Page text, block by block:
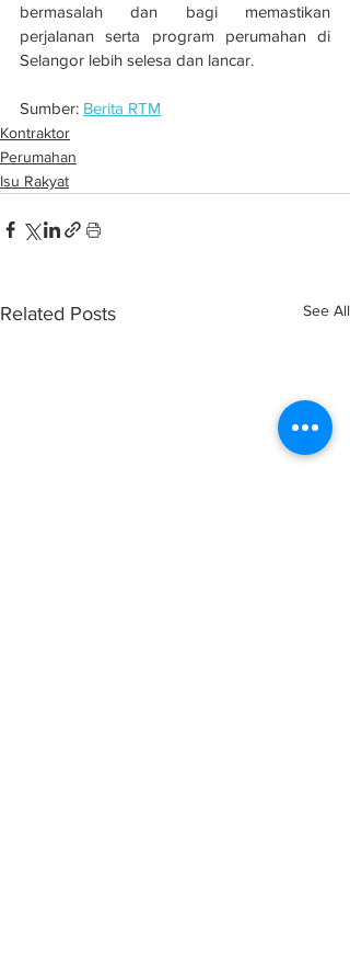
bermasalah dan bagi memastikan
perjalanan serta program perumahan di
Selangor lebih selesa dan lancar.
Sumber: Berita RTM
Kontraktor
Perumahan
Isu Rakyat
Related Posts See All